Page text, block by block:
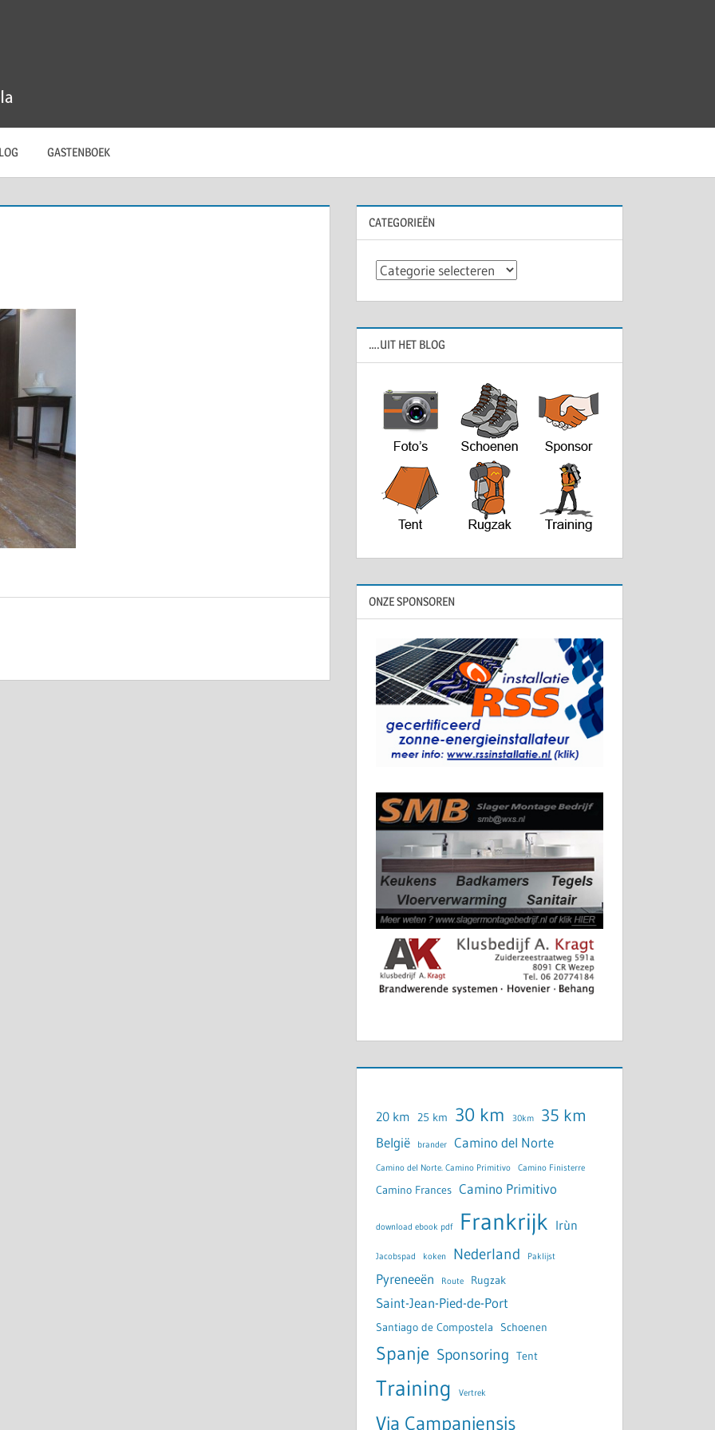
GASTENBOEK
CATEGORIEËN
Categorieën
….UIT HET BLOG
ONZE SPONSOREN
20 km 25 km 30 km 30km 35 km
België brander Camino del Norte
Camino del Norte. Camino Primitivo Camino Finisterre
Camino Frances Camino Primitivo
download ebook pdf Frankrijk Irùn
Jacobspad koken Nederland Paklijst
Pyreneeën Route Rugzak
Saint-Jean-Pied-de-Port
Santiago de Compostela Schoenen
Spanje Sponsoring Tent
Training Vertrek
Via Campaniensis